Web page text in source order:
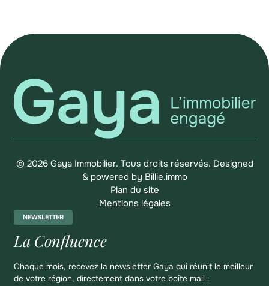
NEWSLETTER
La Confluence
Chaque mois, recevez la newsletter Gaya qui réunit le meilleur
de votre région, directement dans votre boîte mail :
© 2026 Gaya Immobilier. Tous droits réservés. Designed
& powered by Billie.immo
Plan du site
Mentions légales